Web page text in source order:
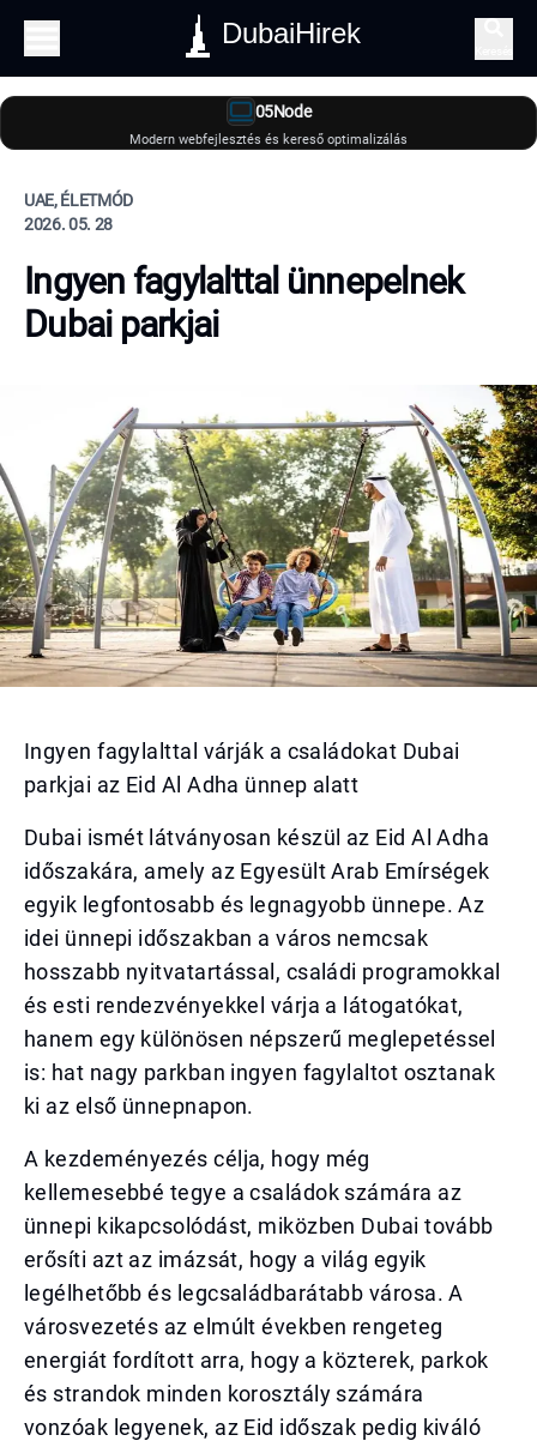
DubaiHirek
05Node
Modern webfejlesztés és kereső optimalizálás
UAE, ÉLETMÓD
2026. 05. 28
Ingyen fagylalttal ünnepelnek
Dubai parkjai
Ingyen fagylalttal várják a családokat Dubai
parkjai az Eid Al Adha ünnep alatt
Dubai ismét látványosan készül az Eid Al Adha
időszakára, amely az Egyesült Arab Emírségek
egyik legfontosabb és legnagyobb ünnepe. Az
idei ünnepi időszakban a város nemcsak
hosszabb nyitvatartással, családi programokkal
és esti rendezvényekkel várja a látogatókat,
hanem egy különösen népszerű meglepetéssel
is: hat nagy parkban ingyen fagylaltot osztanak
ki az első ünnepnapon.
A kezdeményezés célja, hogy még
kellemesebbé tegye a családok számára az
ünnepi kikapcsolódást, miközben Dubai tovább
erősíti azt az imázsát, hogy a világ egyik
legélhetőbb és legcsaládbarátabb városa. A
városvezetés az elmúlt években rengeteg
energiát fordított arra, hogy a közterek, parkok
és strandok minden korosztály számára
vonzóak legyenek, az Eid időszak pedig kiváló